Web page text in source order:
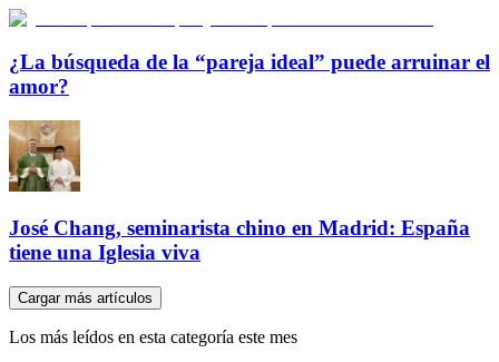
¿La búsqueda de la “pareja ideal” puede arruinar el
amor?
José Chang, seminarista chino en Madrid: España
tiene una Iglesia viva
Cargar más artículos
Los más leídos en esta categoría este mes